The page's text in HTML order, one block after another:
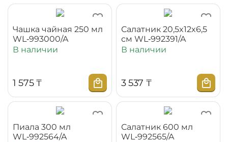
Чашка чайная 250 мл
WL‑993000/A
В наличии
1 575 ₸
Салатник 20,5x12x6,5
см WL‑992391/A
В наличии
3 537 ₸
Пиала 300 мл
WL‑992564/A
Салатник 600 мл
WL‑992565/A